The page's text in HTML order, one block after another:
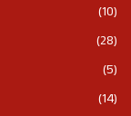
(10)
(28)
(5)
(14)